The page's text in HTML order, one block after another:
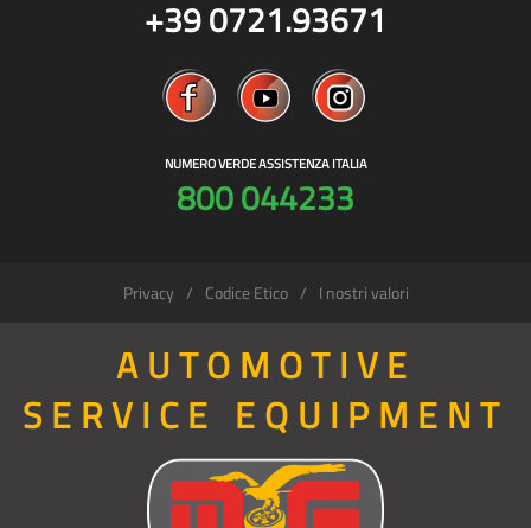
+39 0721.93671
NUMERO VERDE ASSISTENZA ITALIA
800 044233
Privacy Codice Etico I nostri valori
AUTOMOTIVE
SERVICE EQUIPMENT